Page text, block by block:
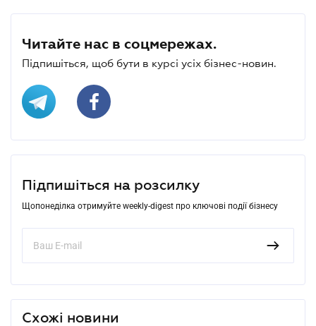
Читайте нас в соцмережах.
Підпишіться, щоб бути в курсі усіх бізнес-новин.
Підпишіться на розсилку
Щопонеділка отримуйте weekly-digest про ключові події бізнесу
Схожі новини